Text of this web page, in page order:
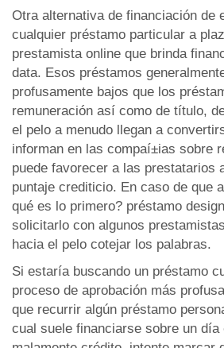
Otra alternativa de financiación de
cualquier préstamo particular a
prestamista online que brinda
data. Esos préstamos
profusamente bajos que los
remuneración así­ como de título,
el pelo a menudo llegan a
informan en las compaí±ias sobre
puede favorecer a las prestatarios
puntaje crediticio. En caso de que
qué es lo primero? préstamo
solicitarlo con algunos
hacia el pelo cotejar los palabras.
Si estaría buscando un préstamo
proceso de aprobación más
que recurrir algún préstamo
cual suele financiarse sobre un